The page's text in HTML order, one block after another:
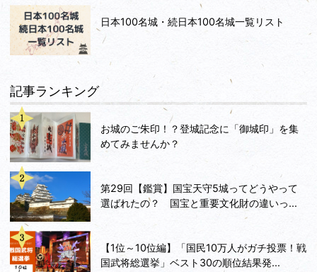
日本100名城・続日本100名城一覧リスト
記事ランキング
お城のご朱印！？登城記念に「御城印」を集
めてみませんか？
第29回【鑑賞】国宝天守5城ってどうやって
選ばれたの？ 国宝と重要文化財の違いっ...
【1位～10位編】「国民10万人がガチ投票！戦
国武将総選挙」ベスト30の順位結果発...